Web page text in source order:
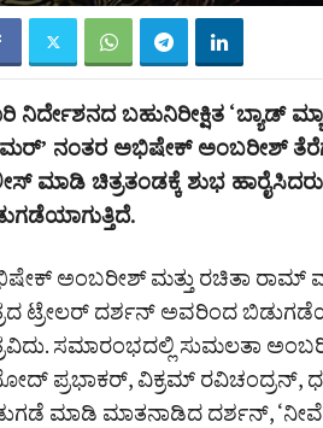
ನಿರ್ದೇಶನದ ಬಹುನಿರೀಕ್ಷಿತ ‘ಬ್ಯಾಡ್
ನಂತರ ಅಭಿಷೇಕ್‌ ಅಂಬರೀಶ್‌
ಮಾಡಿ ಚಿತ್ರತಂಡಕ್ಕೆ ಶುಭ
ಅಂಬರೀಶ್ ಮತ್ತು ರಚಿತಾ ರಾಮ್‌
ಟ್ರೇಲರ್ ದರ್ಶನ್ ಅವರಿಂದ
ಸಮಾರಂಭದಲ್ಲಿ ಸುಮಲತಾ
ಪ್ರಭಾಕರ್, ವಿಕ್ರಮ್ ರವಿಚಂದ್ರನ್,
ಮಾಡಿ ಮಾತನಾಡಿದ ದರ್ಶನ್‌,